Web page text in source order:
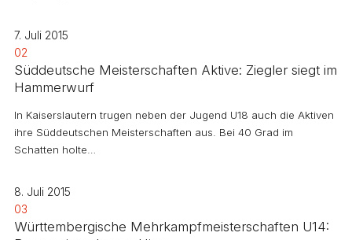
7. Juli 2015
02
Süddeutsche Meisterschaften Aktive: Ziegler siegt im
Hammerwurf
In Kaiserslautern trugen neben der Jugend U18 auch die Aktiven
ihre Süddeutschen Meisterschaften aus. Bei 40 Grad im
Schatten holte…
8. Juli 2015
03
Württembergische Mehrkampfmeisterschaften U14: